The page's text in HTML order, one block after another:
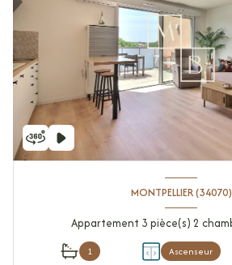
MONTPELLIER (34070)
1 Ascenseur